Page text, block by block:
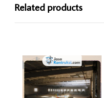
Related products